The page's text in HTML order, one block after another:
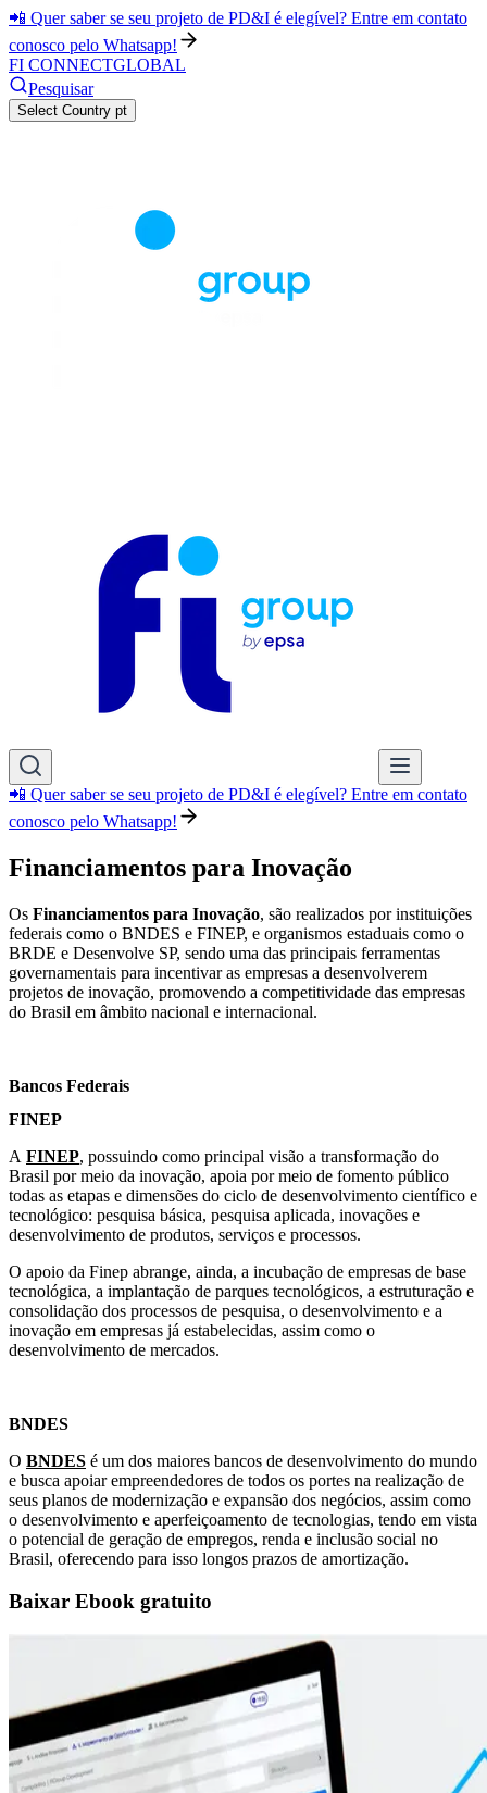
📲 Quer saber se seu projeto de PD&I é elegível? Entre em contato
conosco pelo Whatsapp!
FI CONNECTGLOBAL
Pesquisar
Select Country pt
📲 Quer saber se seu projeto de PD&I é elegível? Entre em contato
conosco pelo Whatsapp!
Financiamentos para Inovação
Os Financiamentos para Inovação, são realizados por instituições
federais como o BNDES e FINEP, e organismos estaduais como o
BRDE e Desenvolve SP, sendo uma das principais ferramentas
governamentais para incentivar as empresas a desenvolverem
projetos de inovação, promovendo a competitividade das empresas
do Brasil em âmbito nacional e internacional.
Bancos Federais
FINEP
A FINEP, possuindo como principal visão a transformação do
Brasil por meio da inovação, apoia por meio de fomento público
todas as etapas e dimensões do ciclo de desenvolvimento científico e
tecnológico: pesquisa básica, pesquisa aplicada, inovações e
desenvolvimento de produtos, serviços e processos.
O apoio da Finep abrange, ainda, a incubação de empresas de base
tecnológica, a implantação de parques tecnológicos, a estruturação e
consolidação dos processos de pesquisa, o desenvolvimento e a
inovação em empresas já estabelecidas, assim como o
desenvolvimento de mercados.
BNDES
O BNDES é um dos maiores bancos de desenvolvimento do mundo
e busca apoiar empreendedores de todos os portes na realização de
seus planos de modernização e expansão dos negócios, assim como
o desenvolvimento e aperfeiçoamento de tecnologias, tendo em vista
o potencial de geração de empregos, renda e inclusão social no
Brasil, oferecendo para isso longos prazos de amortização.
Baixar Ebook gratuito